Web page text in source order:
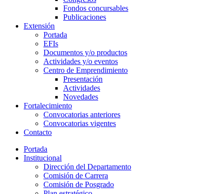
Fondos concursables
Publicaciones
Extensión
Portada
EFIs
Documentos y/o productos
Actividades y/o eventos
Centro de Emprendimiento
Presentación
Actividades
Novedades
Fortalecimiento
Convocatorias anteriores
Convocatorias vigentes
Contacto
Portada
Institucional
Dirección del Departamento
Comisión de Carrera
Comisión de Posgrado